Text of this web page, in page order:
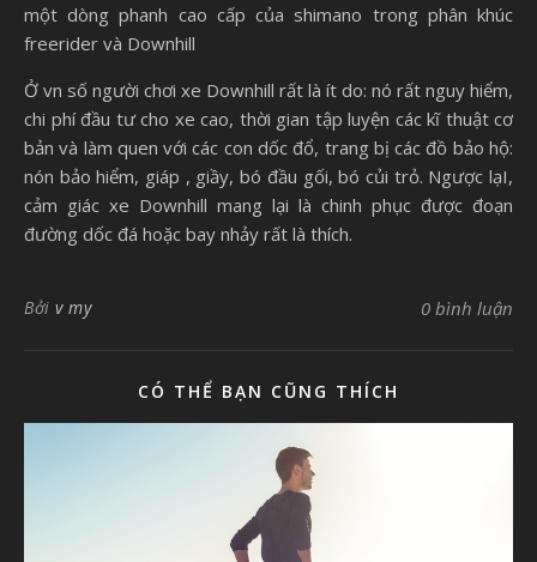
một dòng phanh cao cấp của shimano trong phân khúc
freerider và Downhill
Ở vn số người chơi xe Downhill rất là ít do: nó rất nguy hiểm,
chi phí đầu tư cho xe cao, thời gian tập luyện các kĩ thuật cơ
bản và làm quen với các con dốc đổ, trang bị các đồ bảo hộ:
nón bảo hiểm, giáp , giầy, bó đầu gối, bó củi trỏ. Ngược lạI,
cảm giác xe Downhill mang lại là chinh phục được đoạn
đường dốc đá hoặc bay nhảy rất là thích.
Bởi v my 0 bình luận
CÓ THỂ BẠN CŨNG THÍCH